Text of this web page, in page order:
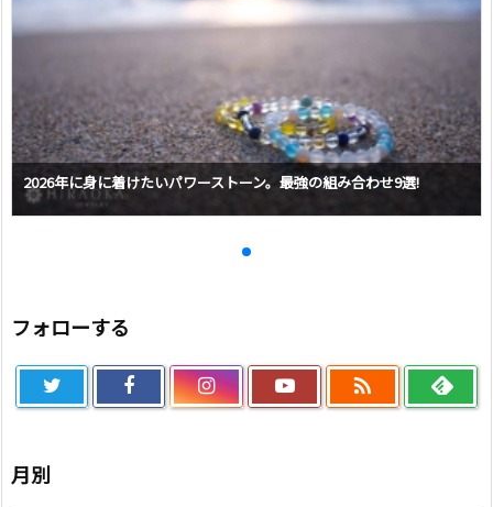
2026年に身に着けたいパワーストーン。最強の組み合わせ9選!
フォローする

月別